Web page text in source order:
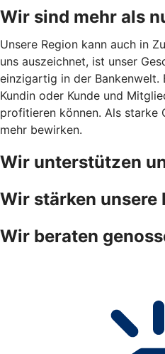
Wir sind mehr als
Unsere Region kann auch in
uns auszeichnet, ist unser
einzigartig in der Bankenwelt.
Kundin oder Kunde und
profitieren können. Als starke
mehr bewirken.
Wir unterstützen
Wir stärken unsere
Wir beraten